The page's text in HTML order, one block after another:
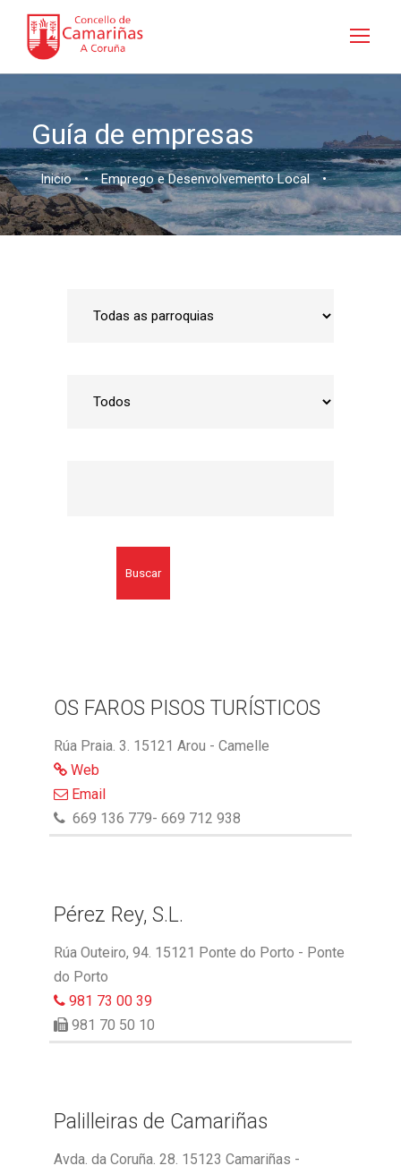
Guía de empresas
Inicio • Emprego e Desenvolvemento Local •
Buscar
OS FAROS PISOS TURÍSTICOS
Rúa Praia. 3. 15121 Arou - Camelle
Web
Email
669 136 779- 669 712 938
Pérez Rey, S.L.
Rúa Outeiro, 94. 15121 Ponte do Porto - Ponte
do Porto
981 73 00 39
981 70 50 10
Palilleiras de Camariñas
Avda. da Coruña. 28. 15123 Camariñas -